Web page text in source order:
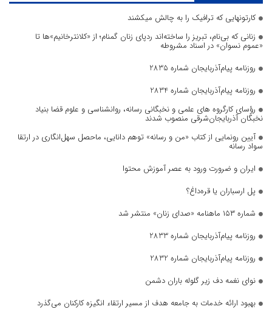
کارتونهایی که ترافیک را به چالش میکشند
زنانی که بی‌نام، تبریز را ساخته‌اند ردپای زنان گمنام؛ از «کلانترخانیم»ها تا
«عموم نسوان» در اسناد مشروطه
روزنامه پیام‌آذربایجان شماره 2835
روزنامه پیام‌آذربایجان شماره 2834
رؤسای کارگروه های علمی و نخبگانی رسانه، روانشناسی و علوم قضا بنیاد
نخبگان آذربایجان‌شرقی منصوب شدند
آیین رونمایی از کتاب «من و رسانه» توهم دانایی، ماحصل سهل‌انگاری در ارتقا
سواد رسانه
ایران و ضرورت ورود به عصر آموزش محتوا
پل ارسباران یا قره‌داغ؟
شماره ۱۵۳ ماهنامه «صدای زنان» منتشر شد
روزنامه پیام‌آذربایجان شماره 2833
روزنامه پیام‌آذربایجان شماره 2832
نوای نغمه دف زیر گلوله باران دشمن
بهبود ارائه خدمات به جامعه هدف از مسیر ارتقاء انگیزه کارکنان می‌گذرد